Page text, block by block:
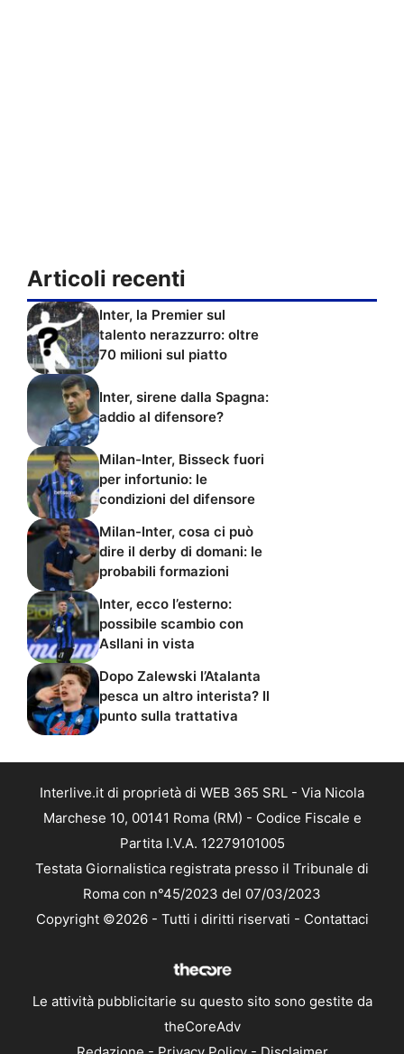
Articoli recenti
Inter, la Premier sul
talento nerazzurro: oltre
70 milioni sul piatto
Inter, sirene dalla Spagna:
addio al difensore?
Milan-Inter, Bisseck fuori
per infortunio: le
condizioni del difensore
Milan-Inter, cosa ci può
dire il derby di domani: le
probabili formazioni
Inter, ecco l’esterno:
possibile scambio con
Asllani in vista
Dopo Zalewski l’Atalanta
pesca un altro interista? Il
punto sulla trattativa
Interlive.it di proprietà di WEB 365 SRL - Via Nicola
Marchese 10, 00141 Roma (RM) - Codice Fiscale e
Partita I.V.A. 12279101005
Testata Giornalistica registrata presso il Tribunale di
Roma con n°45/2023 del 07/03/2023
Copyright ©2026 - Tutti i diritti riservati - Contattaci
Le attività pubblicitarie su questo sito sono gestite da
theCoreAdv